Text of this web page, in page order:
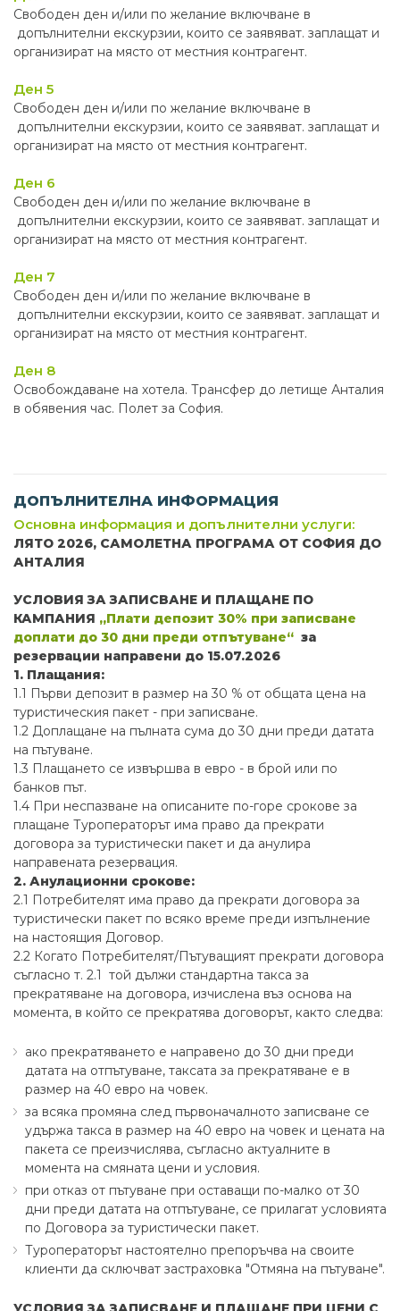
Свободен ден и/или по желание включване в
допълнителни екскурзии, които се заявяват. заплащат и
организират на място от местния контрагент.
Ден 5
Свободен ден и/или по желание включване в
допълнителни екскурзии, които се заявяват. заплащат и
организират на място от местния контрагент.
Ден 6
Свободен ден и/или по желание включване в
допълнителни екскурзии, които се заявяват. заплащат и
организират на място от местния контрагент.
Ден 7
Свободен ден и/или по желание включване в
допълнителни екскурзии, които се заявяват. заплащат и
организират на място от местния контрагент.
Ден 8
Освобождаване на хотела. Трансфер до летище Анталия
в обявения час. Полет за София.
ДОПЪЛНИТЕЛНА ИНФОРМАЦИЯ
Основна информация и допълнителни услуги:
ЛЯТО 2026, САМОЛЕТНА ПРОГРАМА ОТ СОФИЯ ДО
АНТАЛИЯ
УСЛОВИЯ ЗА ЗАПИСВАНЕ И ПЛАЩАНЕ ПО
КАМПАНИЯ „Плати депозит 30% при записване
доплати до 30 дни преди отпътуване“ за
резервации направени до 15.07.2026
1. Плащания:
1.1 Първи депозит в размер на 30 % от общата цена на
туристическия пакет - при записване.
1.2 Доплащане на пълната сума до 30 дни преди датата
на пътуване.
1.3 Плащането се извършва в евро - в брой или по
банков път.
1.4 При неспазване на описаните по-горе срокове за
плащане Туроператорът има право да прекрати
договора за туристически пакет и да анулира
направената резервация.
2. Анулационни срокове:
2.1 Потребителят има право да прекрати договора за
туристически пакет по всяко време преди изпълнение
на настоящия Договор.
2.2 Когато Потребителят/Пътуващият прекрати договора
съгласно т. 2.1 той дължи стандартна такса за
прекратяване на договора, изчислена въз основа на
момента, в който се прекратява договорът, както следва:
ако прекратяването е направено до 30 дни преди
датата на отпътуване, таксата за прекратяване е в
размер на 40 евро на човек.
за всяка промяна след първоначалното записване се
удържа такса в размер на 40 евро на човек и цената на
пакета се преизчислява, съгласно актуалните в
момента на смяната цени и условия.
при отказ от пътуване при оставащи по-малко от 30
дни преди датата на отпътуване, се прилагат условията
по Договора за туристически пакет.
Туроператорът настоятелно препоръчва на своите
клиенти да сключват застраховка "Отмяна на пътуване".